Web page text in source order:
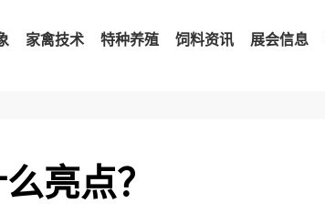
家禽技术 特种养殖 饲料资讯 展会信息
亮点？